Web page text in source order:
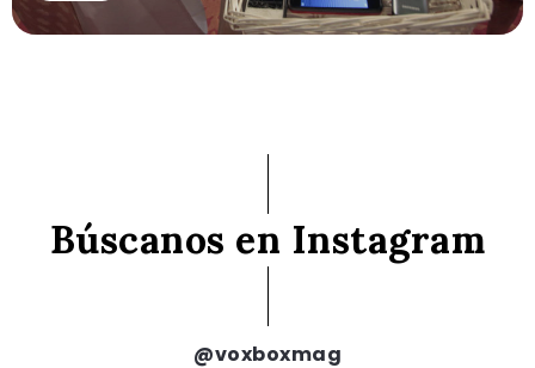
Búscanos en Instagram
@voxboxmag